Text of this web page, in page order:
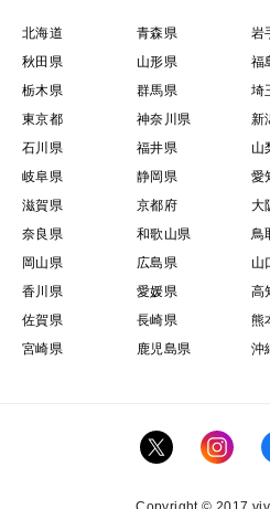
北海道 青森県 岩
秋田県
山形県 福
栃木県
群馬県 埼
東京都
神奈川県 新
石川県
福井県 山
岐阜県
静岡県 愛
滋賀県
京都府 大
奈良県
和歌山県 鳥
岡山県
広島県 山
香川県
愛媛県 高
佐賀県
長崎県 熊
宮崎県
鹿児島県 沖